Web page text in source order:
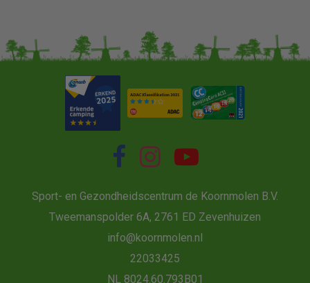
Sport- en Gezondheidscentrum de Koornmolen B.V.
Tweemanspolder 6A, 2761 ED Zevenhuizen
info@koornmolen.nl
22033425
NL 8024.60.793B01